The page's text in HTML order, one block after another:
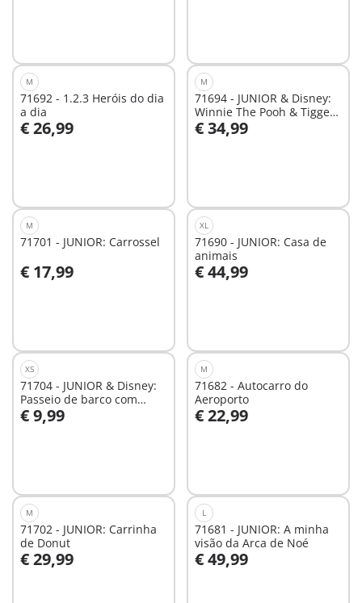
M
71692 - 1.2.3 Heróis do dia
a dia
€ 26,99
Ao carrinho
M
71694 - JUNIOR & Disney:
Winnie The Pooh & Tigger
Jardim das Abelhas
€ 34,99
Ao carrinho
M
71701 - JUNIOR: Carrossel
€ 17,99
Ao carrinho
XL
71690 - JUNIOR: Casa de
animais
€ 44,99
Ao carrinho
XS
71704 - JUNIOR & Disney:
Passeio de barco com
Tigger
€ 9,99
Ao carrinho
M
71682 - Autocarro do
Aeroporto
€ 22,99
Ao carrinho
M
71702 - JUNIOR: Carrinha
de Donut
€ 29,99
Ao carrinho
L
71681 - JUNIOR: A minha
visão da Arca de Noé
€ 49,99
Ao carrinho